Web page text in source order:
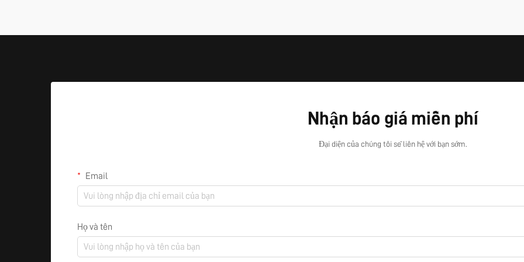
Nhận báo giá miễn phí
Đại diện của chúng tôi sẽ liên hệ với bạn sớm.
Email
Họ và tên